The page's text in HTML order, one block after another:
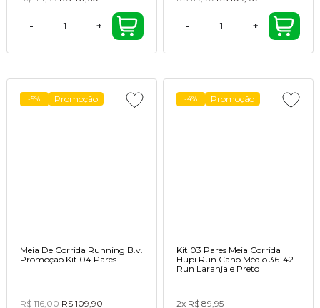
- + - +
-5% Promoção
Meia De Corrida Running B.v.
Promoção Kit 04 Pares
R$ 116,00 R$ 109,90
-4% Promoção
Kit 03 Pares Meia Corrida
Hupi Run Cano Médio 36-42
Run Laranja e Preto
2x R$ 89,95